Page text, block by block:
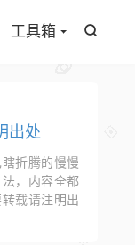

工具箱
出处
折腾的慢慢
，内容全都
载请注明出